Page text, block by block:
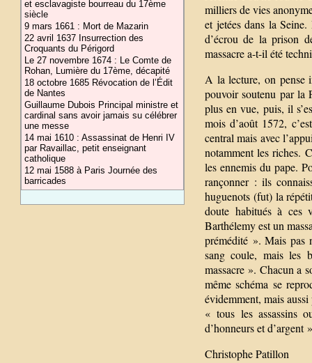
et esclavagiste bourreau du 17ème
siècle
9 mars 1661 : Mort de Mazarin
22 avril 1637 Insurrection des
Croquants du Périgord
Le 27 novembre 1674 : Le Comte de
Rohan, Lumière du 17ème, décapité
18 octobre 1685 Révocation de l’Édit
de Nantes
Guillaume Dubois Principal ministre et
cardinal sans avoir jamais su célébrer
une messe
14 mai 1610 : Assassinat de Henri IV
par Ravaillac, petit enseignant
catholique
12 mai 1588 à Paris Journée des
barricades
milliers de vies
et jetées dans la
d’écrou de la prison
massacre a-t-il été
A la lecture, on pense
pouvoir soutenu par la
plus en vue, puis, il
mois d’août 1572,
central mais avec
notamment les riches.
les ennemis du pape.
rançonner : ils
huguenots (fut) la
doute habitués à ces
Barthélemy est un
prémédité ». Mais pas
sang coule, mais les
massacre ». Chacun a
même schéma se
évidemment, mais
« tous les assassins
d’honneurs et d’argent
Christophe Patillon